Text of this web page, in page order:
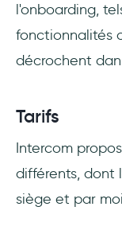
l'onboarding,
fonctionnalités
décrochent
Tarifs
Intercom
différents, dont
siège et par